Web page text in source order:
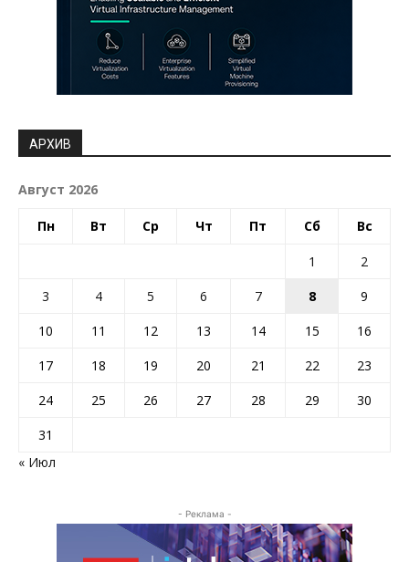
АРХИВ
Август 2026
Пн Вт Ср Чт Пт Сб Вс
1
2
3
4 5 6 7 8
9
10
11 12 13 14 15
16
17
18 19 20 21 22
23
24
25 26 27 28 29
30
31
« Июл
- Реклама -